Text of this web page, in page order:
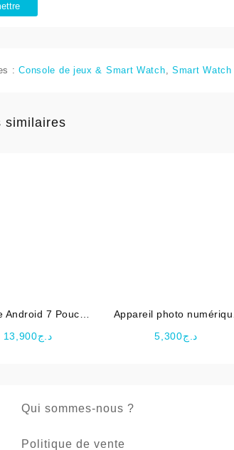
:Console de jeux & Smart Watch, Smart Watch
similaires
Android 7 Pouces
– C idea
د.ج13,900
Appareil photo numérique
enfants
د.ج5,300
Qui sommes-nous ?
Politique de vente